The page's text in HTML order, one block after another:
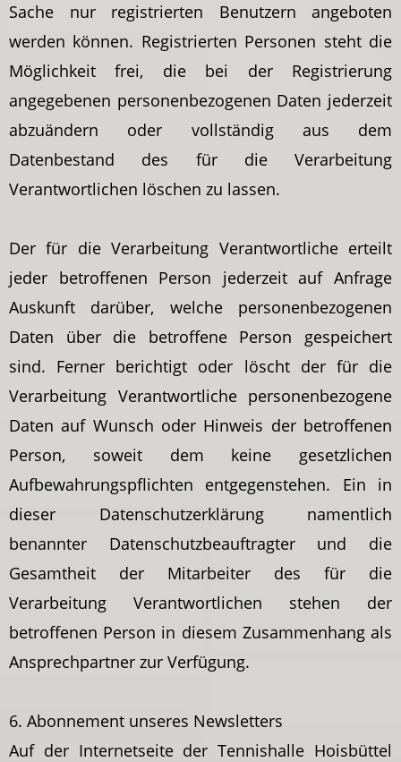
Sache nur registrierten Benutzern angeboten
werden können. Registrierten Personen steht die
Möglichkeit frei, die bei der Registrierung
angegebenen personenbezogenen Daten jederzeit
abzuändern oder vollständig aus dem
Datenbestand des für die Verarbeitung
Verantwortlichen löschen zu lassen.
Der für die Verarbeitung Verantwortliche erteilt
jeder betroffenen Person jederzeit auf Anfrage
Auskunft darüber, welche personenbezogenen
Daten über die betroffene Person gespeichert
sind. Ferner berichtigt oder löscht der für die
Verarbeitung Verantwortliche personenbezogene
Daten auf Wunsch oder Hinweis der betroffenen
Person, soweit dem keine gesetzlichen
Aufbewahrungspflichten entgegenstehen. Ein in
dieser Datenschutzerklärung namentlich
benannter Datenschutzbeauftragter und die
Gesamtheit der Mitarbeiter des für die
Verarbeitung Verantwortlichen stehen der
betroffenen Person in diesem Zusammenhang als
Ansprechpartner zur Verfügung.
6. Abonnement unseres Newsletters
Auf der Internetseite der Tennishalle Hoisbüttel